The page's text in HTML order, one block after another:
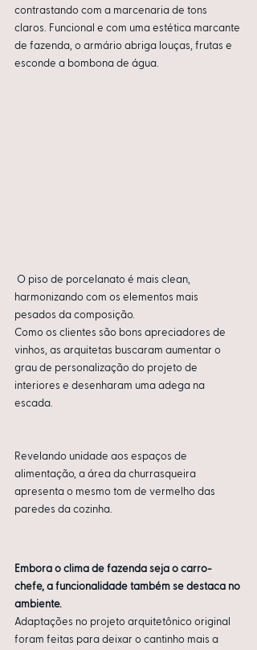
contrastando com a marcenaria de tons
claros. Funcional e com uma estética marcante
de fazenda, o armário abriga louças, frutas e
esconde a bombona de água.
harmonizando com os elementos mais
pesados da composição.
Como os clientes são bons apreciadores de
vinhos, as arquitetas buscaram aumentar o
grau de personalização do projeto de
interiores e desenharam uma adega na
escada.
Revelando unidade aos espaços de
alimentação, a área da churrasqueira
apresenta o mesmo tom de vermelho das
paredes da cozinha.
Embora o clima de fazenda seja o carro-
chefe, a funcionalidade também se destaca no
ambiente.
Adaptações no projeto arquitetônico original
foram feitas para deixar o cantinho mais a